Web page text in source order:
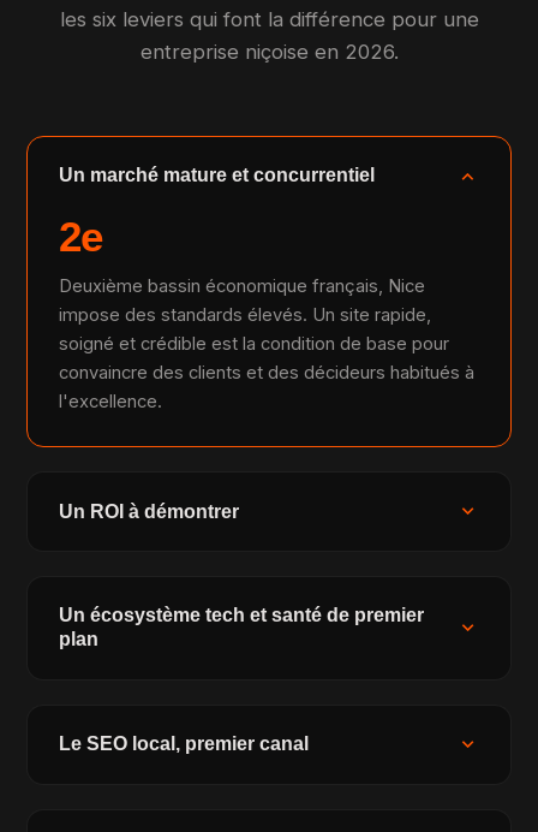
les six leviers qui font la différence pour une
entreprise niçoise en 2026.
Un marché mature et concurrentiel expand_more
2e
Deuxième bassin économique français, Nice
impose des standards élevés. Un site rapide,
soigné et crédible est la condition de base pour
convaincre des clients et des décideurs habitués à
l'excellence.
Un ROI à démontrer expand_more
Un écosystème tech et santé de premier
plan
expand_more
Le SEO local, premier canal expand_more